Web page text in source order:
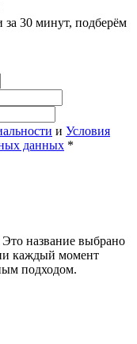
30 минут, подберём
и Условия
данных *
название выбрано
каждый момент
подходом.